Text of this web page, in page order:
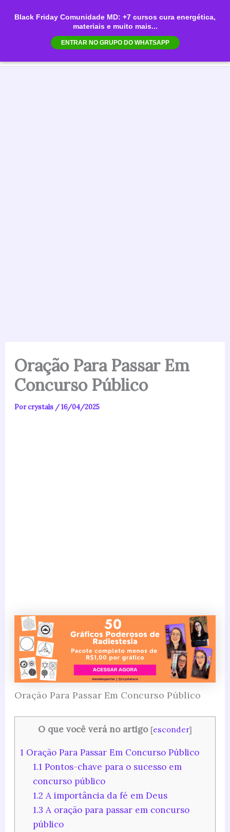
Black Friday Comunidade MD: +7 cursos cura energética,
materiais e muito mais...
ENTRAR NO GRUPO DO WHATSAPP
para
Oração Para Passar Em
Concurso Público
Porcrystals /16/04/2025
Oração Para Passar Em Concurso Público
O que você verá no artigo [esconder]
1Oração Para Passar Em Concurso Público
1.1 Pontos-chave para o sucesso em
concurso público
1.2 A importância da fé em Deus
1.3 A oração para passar em concurso
público